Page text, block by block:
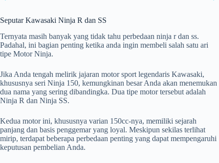
Seputar Kawasaki Ninja R dan SS
Ternyata masih banyak yang tidak tahu perbedaan ninja r dan ss.
Padahal, ini bagian penting ketika anda ingin membeli salah satu ari
tipe Motor Ninja.
Jika Anda tengah melirik jajaran motor sport legendaris Kawasaki,
khususnya seri Ninja 150, kemungkinan besar Anda akan menemukan
dua nama yang sering dibandingka. Dua tipe motor tersebut adalah
Ninja R dan Ninja SS.
Kedua motor ini, khususnya varian 150cc-nya, memiliki sejarah
panjang dan basis penggemar yang loyal. Meskipun sekilas terlihat
mirip, terdapat beberapa perbedaan penting yang dapat mempengaruhi
keputusan pembelian Anda.